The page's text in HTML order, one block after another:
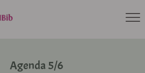
Agenda 5/6